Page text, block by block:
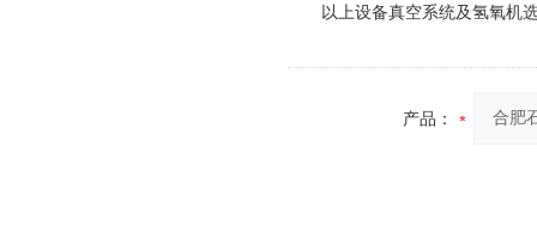
以上设备真空系统及氢氧机
产品：